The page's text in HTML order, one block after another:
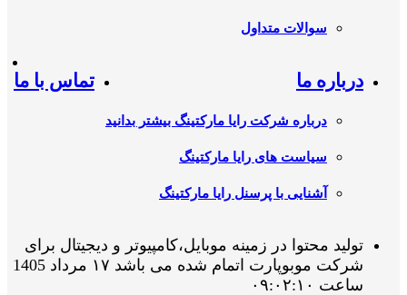
سوالات متداول
درباره ما
درباره شرکت رایا مارکتینگ بیشتر بدانید
سیاست های رایا مارکتینگ
آشنایی با پرسنل رایا مارکتینگ
تماس با ما
تولید محتوا در زمینه موبایل،کامپیوتر و دیجیتال برای
شرکت موبوپارت اتمام شده می باشد ۱۷ مرداد 1405
ساعت ۰۹:۰۲:۱۰